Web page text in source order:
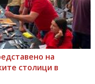
на
столици в